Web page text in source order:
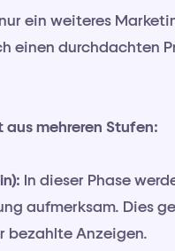
ein weiteres
einen durchdachten
aus mehreren Stufen:
In dieser Phase
aufmerksam. Dies
bezahlte Anzeigen.